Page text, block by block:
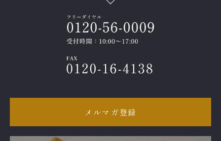
メルマガ登録